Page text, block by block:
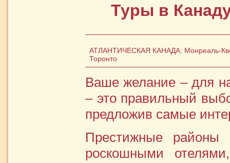
Туры в
АТЛАНТИЧЕСКАЯ КАНАДА: Монреаль-
Торонто
Ваше желание – для
– это правильный
предложив самые
Престижные районы
роскошными